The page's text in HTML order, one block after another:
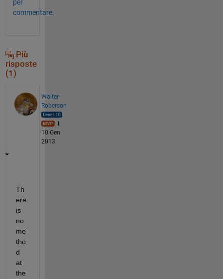
per
commentare.
Più
risposte
(1)
Walter
Roberson
il
10 Gen
2013
Th
ere
is
no
me
tho
d
at
the